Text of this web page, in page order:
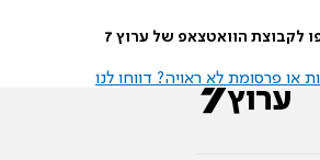
לקבוצת הוואטצאפ של ערוץ 7
או פרסומת לא ראויה? דווחו לנו